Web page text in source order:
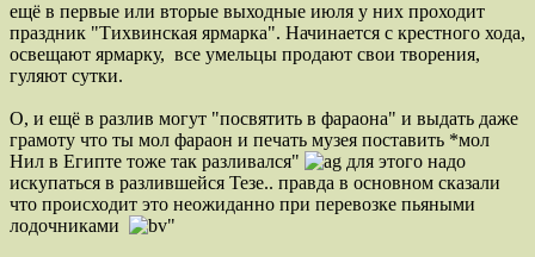
ещё в первые или вторые выходные июля у них проходит
праздник "Тихвинская ярмарка". Начинается с крестного хода,
освещают ярмарку, все умельцы продают свои творения,
гуляют сутки.
О, и ещё в разлив могут "посвятить в фараона" и выдать даже
грамоту что ты мол фараон и печать музея поставить *мол
Нил в Египте тоже так разливался"
для этого надо
искупаться в разлившейся Тезе.. правда в основном сказали
что происходит это неожиданно при перевозке пьяными
лодочниками
"